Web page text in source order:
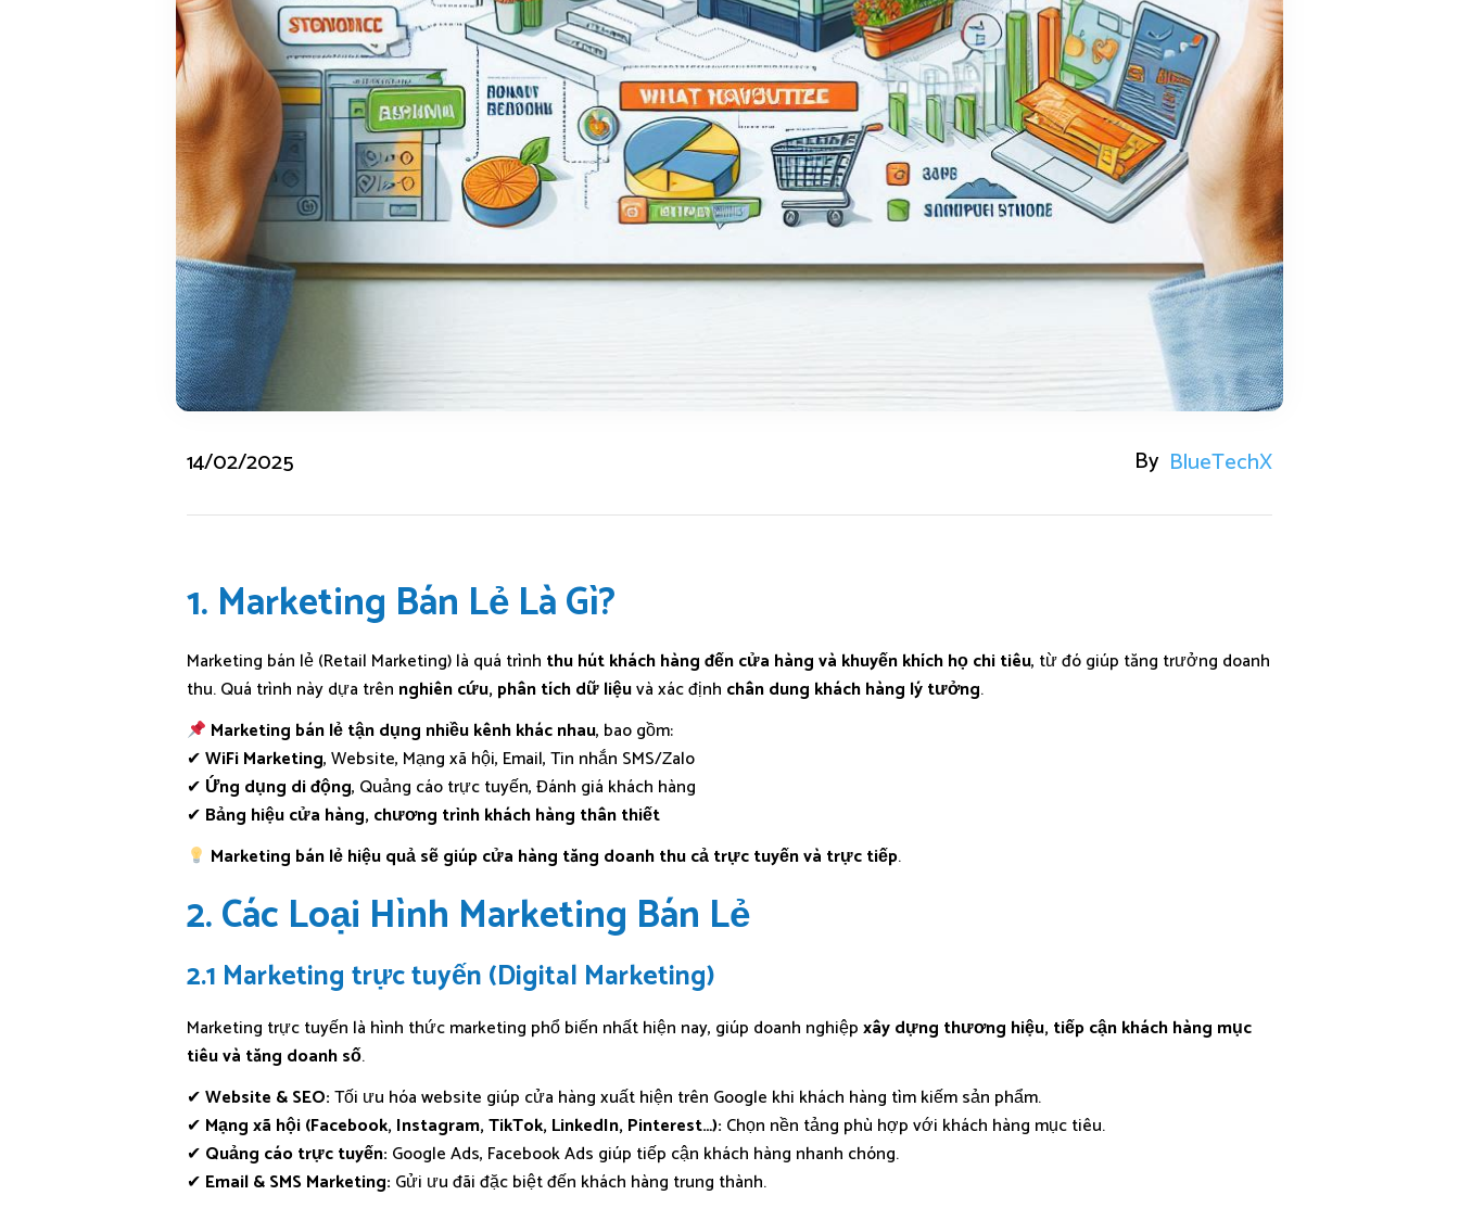
14/02/2025 By BlueTechX
1. Marketing Bán Lẻ Là Gì?
Marketing bán lẻ (Retail Marketing) là quá trình thu hút khách hàng đến cửa hàng và khuyến khích họ chi tiêu, từ đó giúp tăng trưởng doanh
thu. Quá trình này dựa trên nghiên cứu, phân tích dữ liệuvà xác định chân dung khách hàng lý tưởng.
Marketing bán lẻ tận dụng nhiều kênh khác nhau, bao gồm:
✔WiFi Marketing, Website, Mạng xã hội, Email, Tin nhắn SMS/Zalo
✔ Ứng dụng di động, Quảng cáo trực tuyến, Đánh giá khách hàng
✔ Bảng hiệu cửa hàng, chương trình khách hàng thân thiết
Marketing bán lẻ hiệu quả sẽ giúp cửa hàng tăng doanh thu cả trực tuyến và trực tiếp.
2. Các Loại Hình Marketing Bán Lẻ
2.1 Marketing trực tuyến (Digital Marketing)
Marketing trực tuyến là hình thức marketing phổ biến nhất hiện nay, giúp doanh nghiệpxây dựng thương hiệu, tiếp cận khách hàng mục
tiêu và tăng doanh số.
✔Website & SEO:Tối ưu hóa website giúp cửa hàng xuất hiện trên Google khi khách hàng tìm kiếm sản phẩm.
✔ Mạng xã hội (Facebook, Instagram, TikTok, LinkedIn, Pinterest…): Chọn nền tảng phù hợp với khách hàng mục tiêu.
✔ Quảng cáo trực tuyến: Google Ads, Facebook Ads giúp tiếp cận khách hàng nhanh chóng.
✔ Email & SMS Marketing: Gửi ưu đãi đặc biệt đến khách hàng trung thành.